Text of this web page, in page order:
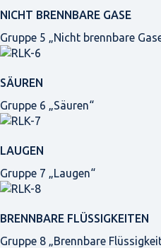
NICHT BRENNBARE GASE
Gruppe 5 „Nicht brennbare
SÄUREN
Gruppe 6 „Säuren“
LAUGEN
Gruppe 7 „Laugen“
BRENNBARE FLÜSSIGKEITEN
Gruppe 8 „Brennbare